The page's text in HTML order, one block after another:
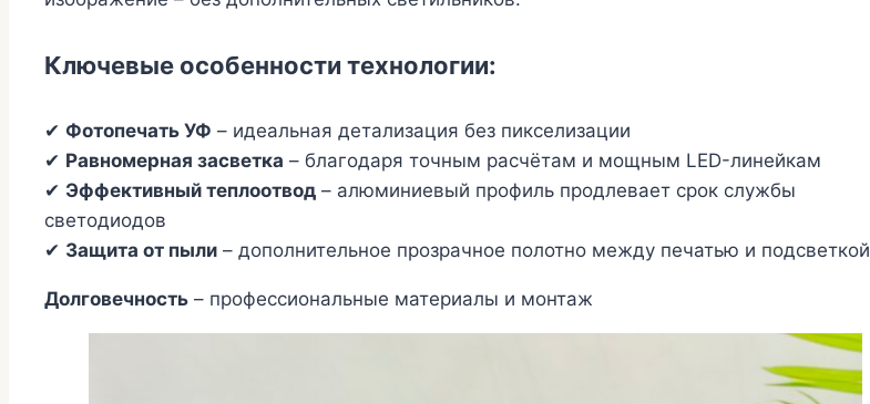
Ключевые особенности технологии:
✔ Фотопечать УФ – идеальная детализация без пикселизации
✔ Равномерная засветка – благодаря точным расчётам и мощным LED-линейкам
✔ Эффективный теплоотвод – алюминиевый профиль продлевает срок службы
светодиодов
✔ Защита от пыли – дополнительное прозрачное полотно между печатью и подсветкой
Долговечность – профессиональные материалы и монтаж